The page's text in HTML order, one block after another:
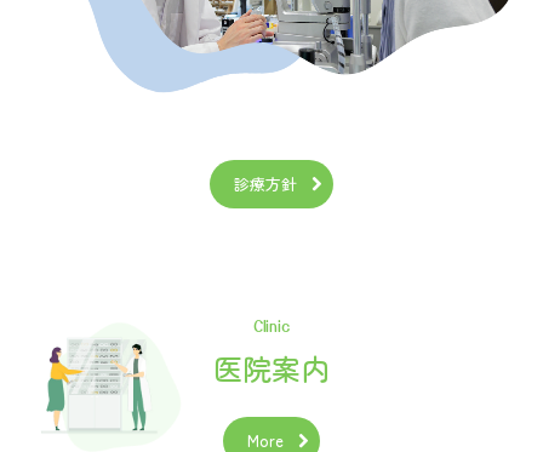
診療方針
Clinic
医院案内
More